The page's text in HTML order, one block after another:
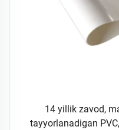
14 yillik zavod,
tayyorlanadigan